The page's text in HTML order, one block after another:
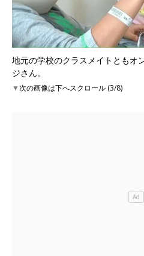
地元の学校のクラスメイトともオ
ジさん。
▼次の画像は下へスクロール (3/8)